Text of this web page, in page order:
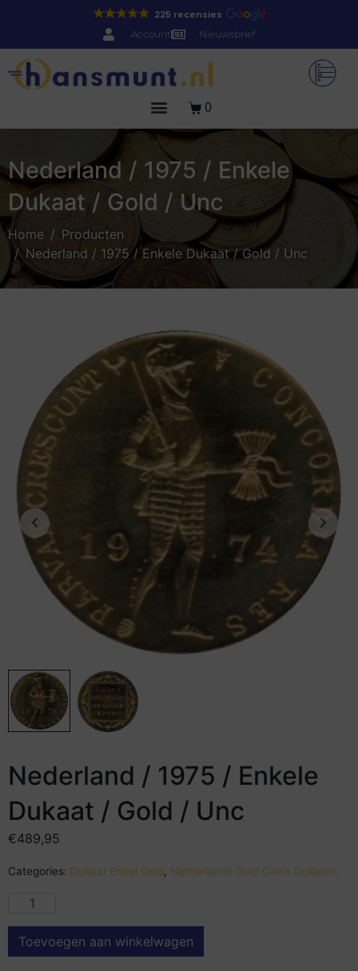
225 recensies
Account Nieuwsbrief
0
Nederland / 1975 / Enkele
Dukaat / Gold / Unc
Home
Producten
Nederland / 1975 / Enkele Dukaat / Gold / Unc
Nederland / 1975 / Enkele
Dukaat / Gold / Unc
€489,95
Categories: Dukaat Enkel Gold Netherlands Gold Coins Dukaten
Toevoegen aan winkelwagen